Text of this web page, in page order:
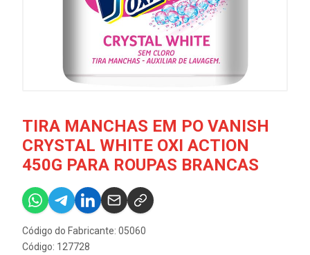
TIRA MANCHAS EM PO VANISH
CRYSTAL WHITE OXI ACTION
450G PARA ROUPAS BRANCAS
Código do Fabricante: 05060
Código: 127728